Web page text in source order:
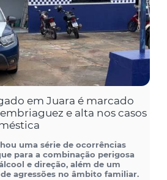
em Juara é marcado
e alta nos casos
uma série de ocorrências
para a combinação perigosa
e direção, além de um
agressões no âmbito familiar.